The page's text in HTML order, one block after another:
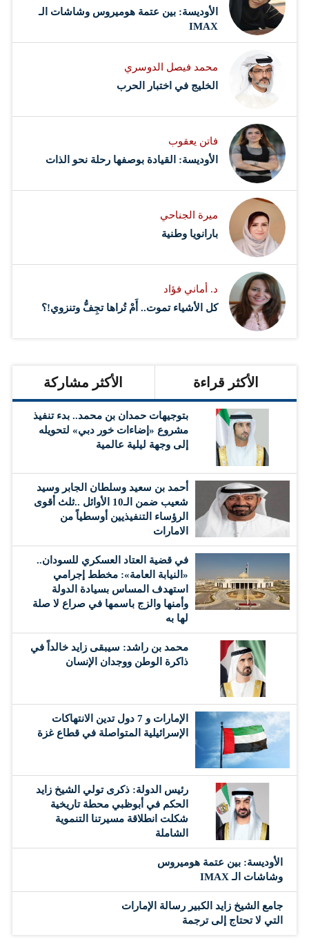
الأوديسة: بين عتمة هوميروس وشاشات الـ
IMAX
محمد فيصل الدوسري ​
‏الخليج في اختبار الحرب
فاتن يعقوب
الأوديسة: القيادة بوصفها رحلة نحو الذات
ميرة الجناحي
بارانويا وطنية
د. أماني فؤاد
كل الأشياء تموت.. أَمْ تُراها تجِفُّ وتنزوي!؟
الأكثر قراءة الأكثر مشاركة
بتوجيهات حمدان بن محمد.. بدء تنفيذ
مشروع «إضاءات خور دبي» لتحويله
إلى وجهة ليلية عالمية
أحمد بن سعيد وسلطان الجابر وسيد
شعيب ضمن الـ10 الأوائل ..ثلث أقوى
الرؤساء التنفيذيين أوسطياً من
الامارات
في قضية العتاد العسكري للسودان..
«النيابة العامة»: مخطط إجرامي
استهدف المساس بسيادة الدولة
وأمنها والزج باسمها في صراع لا صلة
لها به
محمد بن راشد: سيبقى زايد خالداً في
ذاكرة الوطن ووجدان الإنسان
الإمارات و 7 دول تدين الانتهاكات
الإسرائيلية المتواصلة في قطاع غزة
رئيس الدولة: ذكرى تولي الشيخ زايد
الحكم في أبوظبي محطة تاريخية
شكلت انطلاقة مسيرتنا التنموية
الشاملة
الأوديسة: بين عتمة هوميروس
وشاشات الـ IMAX
جامع الشيخ زايد الكبير رسالة الإمارات
التي لا تحتاج إلى ترجمة